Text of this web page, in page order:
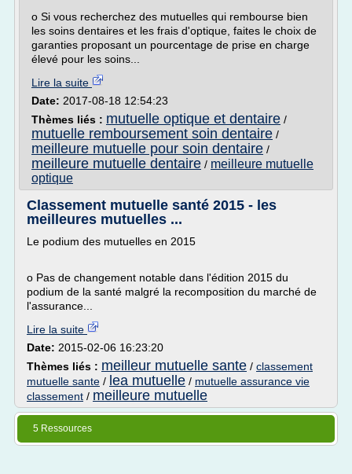
o Si vous recherchez des mutuelles qui rembourse bien
les soins dentaires et les frais d'optique, faites le choix de
garanties proposant un pourcentage de prise en charge
élevé pour les soins...
Lire la suite
Date: 2017-08-18 12:54:23
Thèmes liés : mutuelle optique et dentaire /
mutuelle remboursement soin dentaire /
meilleure mutuelle pour soin dentaire /
meilleure mutuelle dentaire / meilleure mutuelle
optique
Classement mutuelle santé 2015 - les
meilleures mutuelles ...
Le podium des mutuelles en 2015
o Pas de changement notable dans l'édition 2015 du
podium de la santé malgré la recomposition du marché de
l'assurance...
Lire la suite
Date: 2015-02-06 16:23:20
Thèmes liés : meilleur mutuelle sante / classement
mutuelle sante / lea mutuelle / mutuelle assurance vie
classement / meilleure mutuelle
5 Ressources